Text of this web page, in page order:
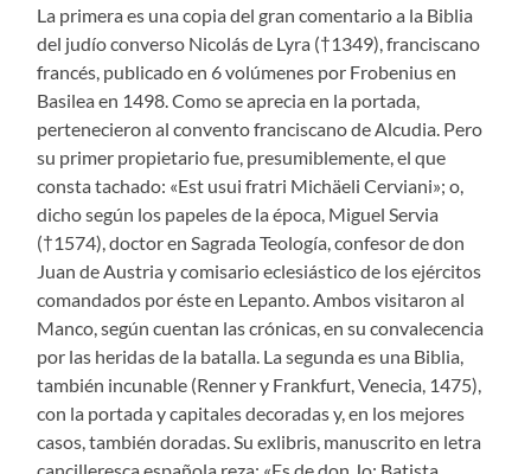
La primera es una copia del gran comentario a la Biblia
del judío converso Nicolás de Lyra (†1349), franciscano
francés, publicado en 6 volúmenes por Frobenius en
Basilea en 1498. Como se aprecia en la portada,
pertenecieron al convento franciscano de Alcudia. Pero
su primer propietario fue, presumiblemente, el que
consta tachado: «Est usui fratri Michäeli Cerviani»; o,
dicho según los papeles de la época, Miguel Servia
(†1574), doctor en Sagrada Teología, confesor de don
Juan de Austria y comisario eclesiástico de los ejércitos
comandados por éste en Lepanto. Ambos visitaron al
Manco, según cuentan las crónicas, en su convalecencia
por las heridas de la batalla. La segunda es una Biblia,
también incunable (Renner y Frankfurt, Venecia, 1475),
con la portada y capitales decoradas y, en los mejores
casos, también doradas. Su exlibris, manuscrito en letra
cancilleresca española reza: «Es de don Jo: Batista